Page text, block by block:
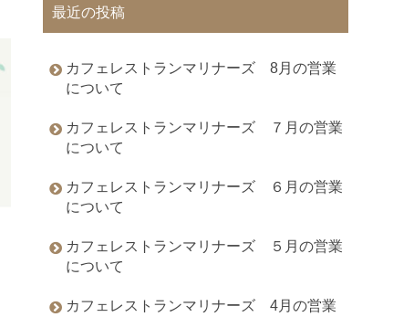
最近の投稿
カフェレストランマリナーズ 8月の営業
について
カフェレストランマリナーズ ７月の営業
について
カフェレストランマリナーズ ６月の営業
について
カフェレストランマリナーズ ５月の営業
について
カフェレストランマリナーズ 4月の営業